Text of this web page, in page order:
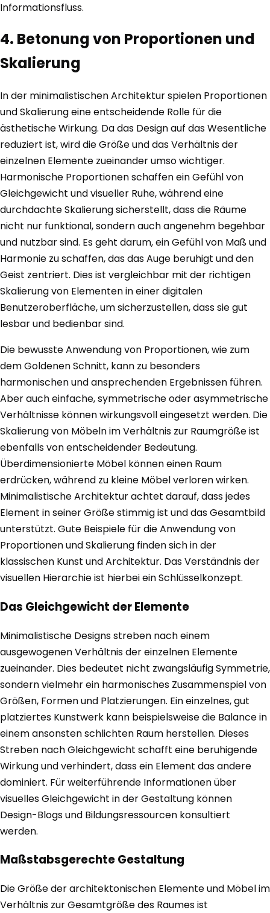
Informationsfluss.
4. Betonung von Proportionen und
Skalierung
In der minimalistischen Architektur spielen Proportionen
und Skalierung eine entscheidende Rolle für die
ästhetische Wirkung. Da das Design auf das Wesentliche
reduziert ist, wird die Größe und das Verhältnis der
einzelnen Elemente zueinander umso wichtiger.
Harmonische Proportionen schaffen ein Gefühl von
Gleichgewicht und visueller Ruhe, während eine
durchdachte Skalierung sicherstellt, dass die Räume
nicht nur funktional, sondern auch angenehm begehbar
und nutzbar sind. Es geht darum, ein Gefühl von Maß und
Harmonie zu schaffen, das das Auge beruhigt und den
Geist zentriert. Dies ist vergleichbar mit der richtigen
Skalierung von Elementen in einer digitalen
Benutzeroberfläche, um sicherzustellen, dass sie gut
lesbar und bedienbar sind.
Die bewusste Anwendung von Proportionen, wie zum
dem Goldenen Schnitt, kann zu besonders
harmonischen und ansprechenden Ergebnissen führen.
Aber auch einfache, symmetrische oder asymmetrische
Verhältnisse können wirkungsvoll eingesetzt werden. Die
Skalierung von Möbeln im Verhältnis zur Raumgröße ist
ebenfalls von entscheidender Bedeutung.
Überdimensionierte Möbel können einen Raum
erdrücken, während zu kleine Möbel verloren wirken.
Minimalistische Architektur achtet darauf, dass jedes
Element in seiner Größe stimmig ist und das Gesamtbild
unterstützt. Gute Beispiele für die Anwendung von
Proportionen und Skalierung finden sich in der
klassischen Kunst und Architektur. Das Verständnis der
visuellen Hierarchie ist hierbei ein Schlüsselkonzept.
Das Gleichgewicht der Elemente
Minimalistische Designs streben nach einem
ausgewogenen Verhältnis der einzelnen Elemente
zueinander. Dies bedeutet nicht zwangsläufig Symmetrie,
sondern vielmehr ein harmonisches Zusammenspiel von
Größen, Formen und Platzierungen. Ein einzelnes, gut
platziertes Kunstwerk kann beispielsweise die Balance in
einem ansonsten schlichten Raum herstellen. Dieses
Streben nach Gleichgewicht schafft eine beruhigende
Wirkung und verhindert, dass ein Element das andere
dominiert. Für weiterführende Informationen über
visuelles Gleichgewicht in der Gestaltung können
Design-Blogs und Bildungsressourcen konsultiert
werden.
Maßstabsgerechte Gestaltung
Die Größe der architektonischen Elemente und Möbel im
Verhältnis zur Gesamtgröße des Raumes ist